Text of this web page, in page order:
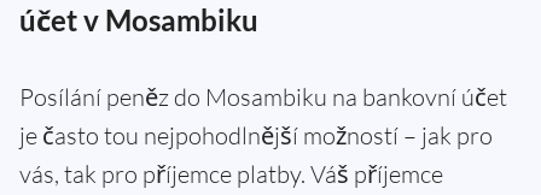
účet v Mosambiku
Posílání peněz do Mosambiku na bankovní účet
je často tou nejpohodlnější možností – jak pro
vás, tak pro příjemce platby. Váš příjemce